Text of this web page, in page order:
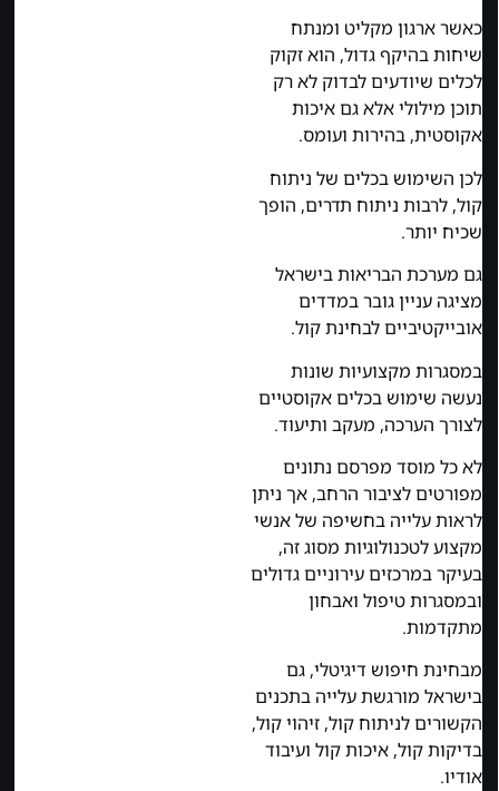
כאשר ארגון מקליט ומנתח
שיחות בהיקף גדול, הוא זקוק
לכלים שיודעים לבדוק לא רק
תוכן מילולי אלא גם איכות
אקוסטית, בהירות ועומס.
לכן השימוש בכלים של ניתוח
קול, לרבות ניתוח תדרים, הופך
שכיח יותר.
גם מערכת הבריאות בישראל
מציגה עניין גובר במדדים
אובייקטיביים לבחינת קול.
במסגרות מקצועיות שונות
נעשה שימוש בכלים אקוסטיים
לצורך הערכה, מעקב ותיעוד.
לא כל מוסד מפרסם נתונים
מפורטים לציבור הרחב, אך ניתן
לראות עלייה בחשיפה של אנשי
מקצוע לטכנולוגיות מסוג זה,
בעיקר במרכזים עירוניים גדולים
ובמסגרות טיפול ואבחון
מתקדמות.
מבחינת חיפוש דיגיטלי, גם
בישראל מורגשת עלייה בתכנים
הקשורים לניתוח קול, זיהוי קול,
בדיקות קול, איכות קול ועיבוד
אודיו.